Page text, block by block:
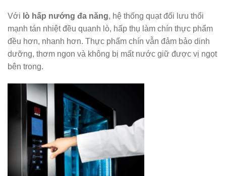
Với lò hấp nướng đa năng, hệ thống quạt đối lưu thổi
mạnh tán nhiệt đều quanh lò, hấp thụ làm chín thực phẩm
đều hơn, nhanh hơn. Thực phẩm chín vẫn đảm bảo dinh
dưỡng, thơm ngon và không bị mất nước giữ được vị ngọt
bên trong.